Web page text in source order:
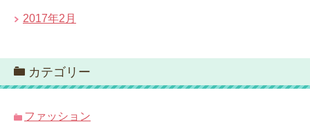
2017年2月
カテゴリー
ファッション